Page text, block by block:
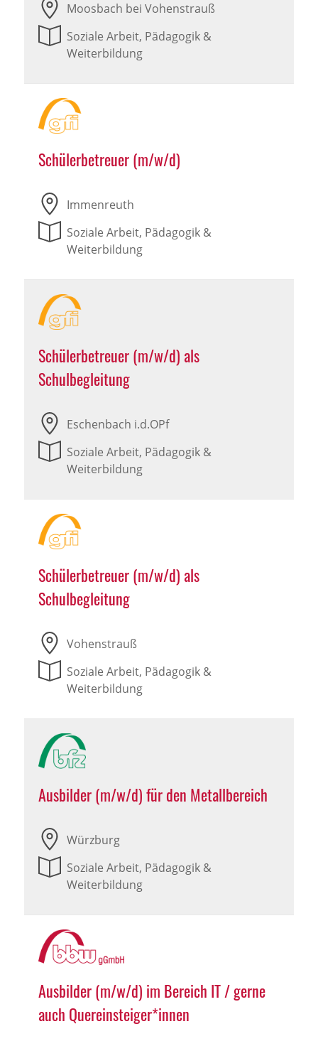
Moosbach bei Vohenstrauß
Soziale Arbeit, Pädagogik &
Weiterbildung
Schülerbetreuer (m/w/d)
Immenreuth
Soziale Arbeit, Pädagogik &
Weiterbildung
Schülerbetreuer (m/w/d) als
Schulbegleitung
Eschenbach i.d.OPf
Soziale Arbeit, Pädagogik &
Weiterbildung
Schülerbetreuer (m/w/d) als
Schulbegleitung
Vohenstrauß
Soziale Arbeit, Pädagogik &
Weiterbildung
Ausbilder (m/w/d) für den Metallbereich
Würzburg
Soziale Arbeit, Pädagogik &
Weiterbildung
Ausbilder (m/w/d) im Bereich IT / gerne
auch Quereinsteiger*innen